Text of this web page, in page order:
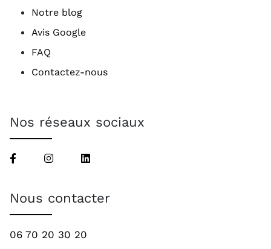
Notre blog
Avis Google
FAQ
Contactez-nous
Nos réseaux sociaux
Nous contacter
06 70 20 30 20